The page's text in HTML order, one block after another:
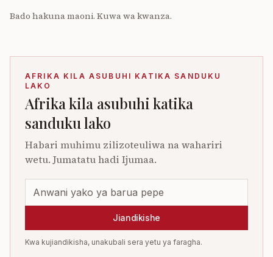
Bado hakuna maoni. Kuwa wa kwanza.
AFRIKA KILA ASUBUHI KATIKA SANDUKU
LAKO
Afrika kila asubuhi katika
sanduku lako
Habari muhimu zilizoteuliwa na wahariri
wetu. Jumatatu hadi Ijumaa.
Jiandikishe
Kwa kujiandikisha, unakubali sera yetu ya faragha.